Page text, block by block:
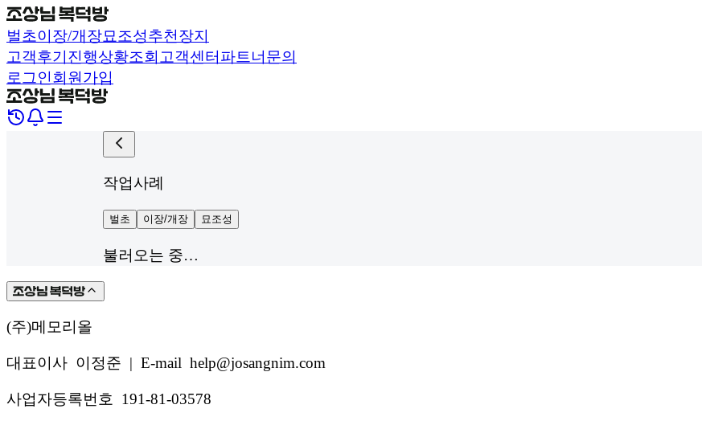
벌초이장/개장묘조성추천장지
고객후기 진행상황조회 고객센터 파트너문의
로그인회원가입
작업사례
벌초 이장/개장 묘조성
불러오는 중…
(주)메모리올
대표이사 이정준 | E-mail help@josangnim.com
사업자등록번호 191-81-03578